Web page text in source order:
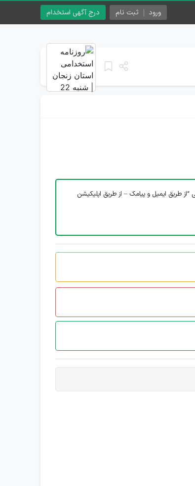
درج آگهی استخدام ورود ثبت نام
طریق ایمیل و پیامک – از طریق اپلیکیشن